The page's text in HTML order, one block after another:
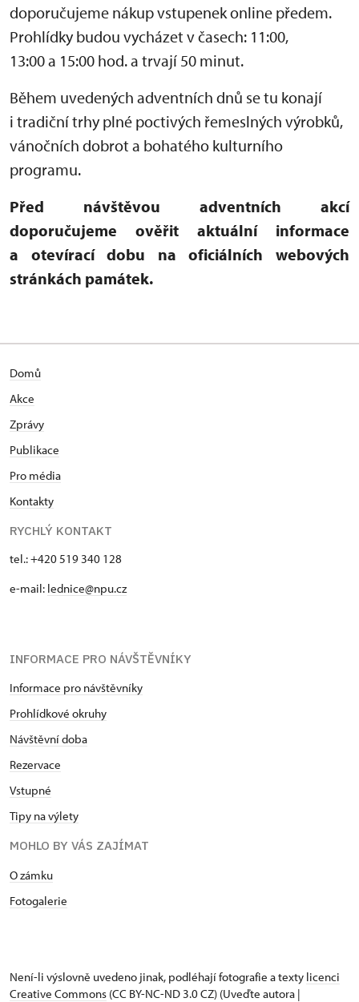
doporučujeme nákup vstupenek online předem.
Prohlídky budou vycházet v časech: 11:00,
13:00 a 15:00 hod. a trvají 50 minut.
Během uvedených adventních dnů se tu konají
i tradiční trhy plné poctivých řemeslných výrobků,
vánočních dobrot a bohatého kulturního
programu.
Před návštěvou adventních akcí
doporučujeme ověřit aktuální informace
a otevírací dobu na oficiálních webových
stránkách památek.
Domů
Akce
Zprávy
Publikace
Pro média
Kontakty
RYCHLÝ KONTAKT
tel.: +420 519 340 128
e-mail: lednice@npu.cz
INFORMACE PRO NÁVŠTĚVNÍKY
Informace pro návštěvníky
Prohlídkové okruhy
Návštěvní doba
Rezervace
Vstupné
Tipy na výlety
MOHLO BY VÁS ZAJÍMAT
O zámku
Fotogalerie
Není-li výslovně uvedeno jinak, podléhají fotografie a texty licenci
Creative Commons (CC BY-NC-ND 3.0 CZ) (Uveďte autora |